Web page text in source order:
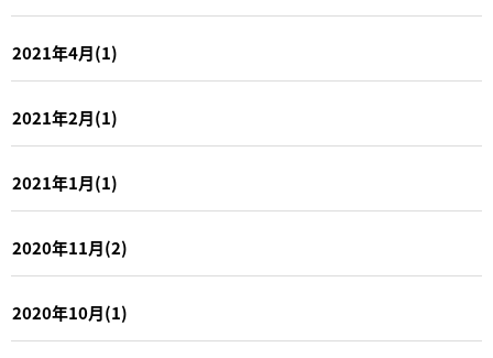
2021年4月(1)
2021年2月(1)
2021年1月(1)
2020年11月(2)
2020年10月(1)